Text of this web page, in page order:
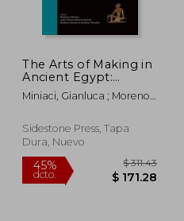
The Arts of Making in
Ancient Egypt:
Voices, Images, and
Objects of Material
BC (en Inglés)
Miniaci, Gianluca ; Moreno
Quirke, Stephen
Sidestone Press, Tapa
Dura, Nuevo